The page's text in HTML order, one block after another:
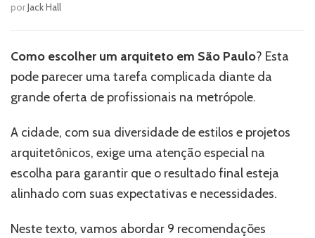
porJack Hall
Como escolher um arquiteto em São Paulo? Esta
pode parecer uma tarefa complicada diante da
grande oferta de profissionais na metrópole.
A cidade, com sua diversidade de estilos e projetos
arquitetônicos, exige uma atenção especial na
escolha para garantir que o resultado final esteja
alinhado com suas expectativas e necessidades.
Neste texto, vamos abordar 9 recomendações